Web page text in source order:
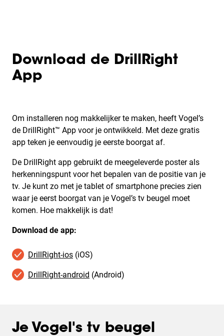
Download de DrillRight
App
Om installeren nog makkelijker te maken, heeft Vogel’s
de DrillRight™ App voor je ontwikkeld. Met deze gratis
app teken je eenvoudig je eerste boorgat af.
De DrillRight app gebruikt de meegeleverde poster als
herkenningspunt voor het bepalen van de positie van je
tv. Je kunt zo met je tablet of smartphone precies zien
waar je eerst boorgat van je Vogel’s tv beugel moet
komen. Hoe makkelijk is dat!
Download de app:
DrillRight-ios (iOS)
DrillRight-android (Android)
Je Vogel's tv beugel